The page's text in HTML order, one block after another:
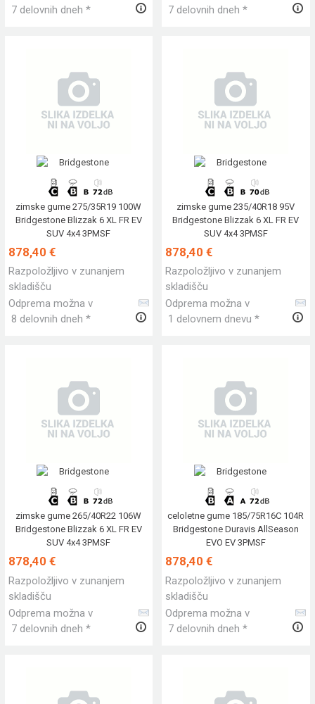
7 delovnih dneh *
7 delovnih dneh *
zimske gume 275/35R19 100W
Bridgestone Blizzak 6 XL FR EV
SUV 4x4 3PMSF
878,40 €
Razpoložljivo v zunanjem
skladišču
Odprema možna v
8 delovnih dneh *
zimske gume 235/40R18 95V
Bridgestone Blizzak 6 XL FR EV
SUV 4x4 3PMSF
878,40 €
Razpoložljivo v zunanjem
skladišču
Odprema možna v
1 delovnem dnevu *
zimske gume 265/40R22 106W
Bridgestone Blizzak 6 XL FR EV
SUV 4x4 3PMSF
878,40 €
Razpoložljivo v zunanjem
skladišču
Odprema možna v
7 delovnih dneh *
celoletne gume 185/75R16C 104R
Bridgestone Duravis AllSeason
EVO EV 3PMSF
878,40 €
Razpoložljivo v zunanjem
skladišču
Odprema možna v
7 delovnih dneh *